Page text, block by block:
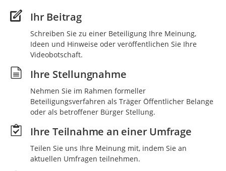
Ihr Beitrag
Schreiben Sie zu einer Beteiligung Ihre Meinung,
Ideen und Hinweise oder veröffentlichen Sie Ihre
Videobotschaft.
Ihre Stellungnahme
Nehmen Sie im Rahmen formeller
Beteiligungsverfahren als Träger Öffentlicher Belange
oder als betroffener Bürger Stellung.
Ihre Teilnahme an einer Umfrage
Teilen Sie uns Ihre Meinung mit, indem Sie an
aktuellen Umfragen teilnehmen.